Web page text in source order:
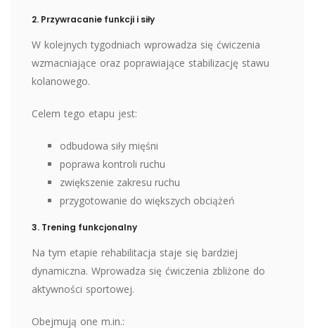
2. Przywracanie funkcji i siły
W kolejnych tygodniach wprowadza się ćwiczenia
wzmacniające oraz poprawiające stabilizację stawu
kolanowego.
Celem tego etapu jest:
odbudowa siły mięśni
poprawa kontroli ruchu
zwiększenie zakresu ruchu
przygotowanie do większych obciążeń
3. Trening funkcjonalny
Na tym etapie rehabilitacja staje się bardziej
dynamiczna. Wprowadza się ćwiczenia zbliżone do
aktywności sportowej.
Obejmują one m.in.: